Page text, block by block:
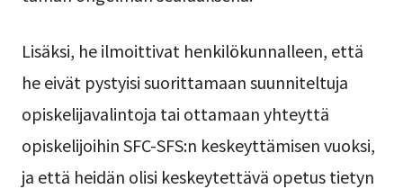
Lisäksi, he ilmoittivat henkilökunnalleen, että
he eivät pystyisi suorittamaan suunniteltuja
opiskelijavalintoja tai ottamaan yhteyttä
opiskelijoihin SFC-SFS:n keskeyttämisen vuoksi,
ja että heidän olisi keskeytettävä opetus tietyn